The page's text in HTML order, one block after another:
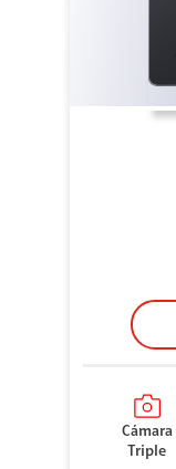
Cámara
Triple